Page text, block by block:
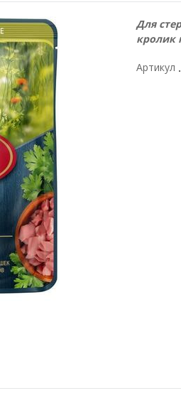
Для
кролик
Артикул